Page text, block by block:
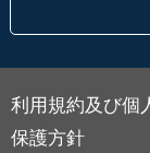
利用規約及び個
保護方針